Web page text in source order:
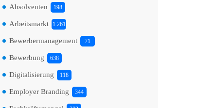
Absolventen 198
Arbeitsmarkt 1.261
Bewerbermanagement 71
Bewerbung 638
Digitalisierung 118
Employer Branding 344